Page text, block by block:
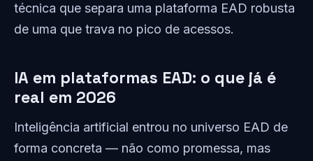
técnica que separa uma plataforma EAD robusta
de uma que trava no pico de acessos.
IA em plataformas EAD: o que já é
real em 2026
Inteligência artificial entrou no universo EAD de
forma concreta — não como promessa, mas